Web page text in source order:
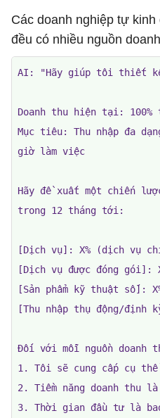
Các doanh nghiệp tự
đều có nhiều nguồn
AI: "Hãy giúp tôi thiết kế
Doanh thu hiện tại:
Mục tiêu: Thu nhập đa
giờ làm việc
Hãy đề xuất một chiến
trong 12 tháng tới:
[Dịch vụ]: X% (dịch vụ
[Dịch vụ được đóng gói]:
[Sản phẩm kỹ thuật số]:
[Thu nhập thụ động/
Đối với mỗi nguồn doanh
1. Tôi sẽ cung cấp cụ thể
2. Tiềm năng doanh thu là
3. Thời gian đầu tư là